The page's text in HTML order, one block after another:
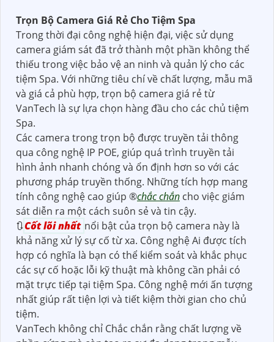
Trọn Bộ Camera Giá Rẻ Cho Tiệm Spa
Trong thời đại công nghệ hiện đại, việc sử dụng
camera giám sát đã trở thành một phần không thể
thiếu trong việc bảo vệ an ninh và quản lý cho các
tiệm Spa. Với những tiêu chí về chất lượng, mẫu mã
và giá cả phù hợp, trọn bộ camera giá rẻ từ
VanTech là sự lựa chọn hàng đầu cho các chủ tiệm
Spa.
Các camera trong trọn bộ được truyền tải thông
qua công nghệ IP POE, giúp quá trình truyền tải
hình ảnh nhanh chóng và ổn định hơn so với các
phương pháp truyền thống. Những tích hợp mang
tính công nghệ cao giúp ®️chắc chắn cho việc giám
sát diễn ra một cách suôn sẻ và tin cậy.
🔃Cốt lõi nhất nổi bật của trọn bộ camera này là
khả năng xử lý sự cố từ xa. Công nghệ Ai được tích
hợp có nghĩa là bạn có thể kiểm soát và khắc phục
các sự cố hoặc lỗi kỹ thuật mà không cần phải có
mặt trực tiếp tại tiệm Spa. Công nghệ mới ấn tượng
nhất giúp rất tiện lợi và tiết kiệm thời gian cho chủ
tiệm.
VanTech không chỉ Chắc chắn rằng chất lượng về